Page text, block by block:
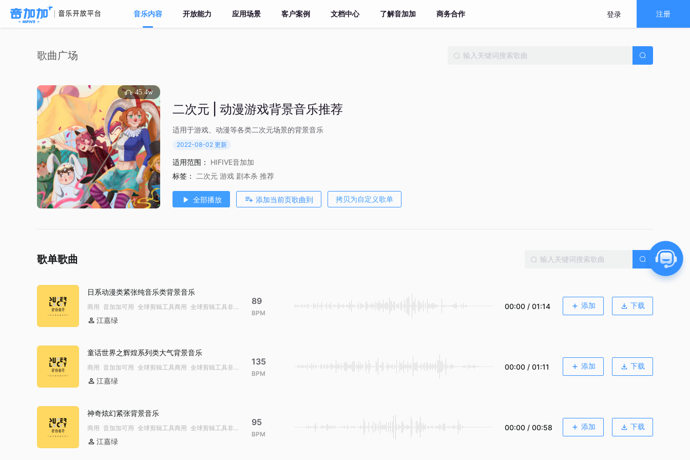
音乐内容 开放能力 应用场景 客户案例 文档中心 了解音加加 商务合作 登录 注册
歌曲广场
45.4w
二次元 | 动漫游戏背景音乐推荐
适用于游戏、动漫等各类二次元场景的背景音乐
2022-08-02 更新
适用范围：
HIFIVE音加加
标签：
二次元 游戏 剧本杀 推荐
全部播放 添加当前页歌曲到 拷贝为自定义歌单
歌单歌曲
日系动漫类紧张纯音乐类背景音乐
商用 音加加可用 全球剪辑工具商用 全球剪辑工具非商
用模板不下架
江嘉绿
89
BPM
00:00 / 01:14 添加 下载
童话世界之辉煌系列类大气背景音乐
商用 音加加可用 全球剪辑工具商用 全球剪辑工具非商
用模板不下架
江嘉绿
135
BPM
00:00 / 01:11 添加 下载
神奇炫幻紧张背景音乐
商用 音加加可用 全球剪辑工具商用 全球剪辑工具非商
用模板不下架
江嘉绿
95
BPM
00:00 / 00:58 添加 下载